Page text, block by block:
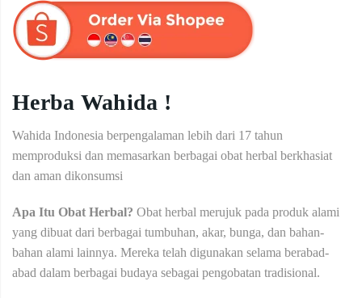
Herba Wahida !
Wahida Indonesia berpengalaman lebih dari 17 tahun
memproduksi dan memasarkan berbagai obat herbal berkhasiat
dan aman dikonsumsi
Apa Itu Obat Herbal? Obat herbal merujuk pada produk alami
yang dibuat dari berbagai tumbuhan, akar, bunga, dan bahan-
bahan alami lainnya. Mereka telah digunakan selama berabad-
abad dalam berbagai budaya sebagai pengobatan tradisional.